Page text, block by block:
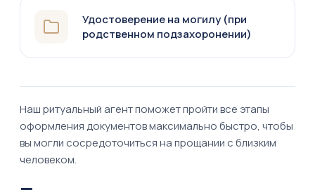
Удостоверение на могилу (при
родственном подзахоронении)
Наш ритуальный агент поможет пройти все этапы
оформления документов максимально быстро, чтобы
вы могли сосредоточиться на прощании с близким
человеком.